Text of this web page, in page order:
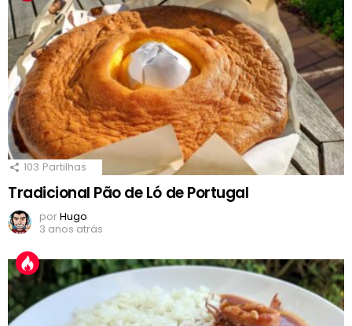
103 Partilhas
Tradicional Pão de Ló de Portugal
porHugo
3 anos atrás